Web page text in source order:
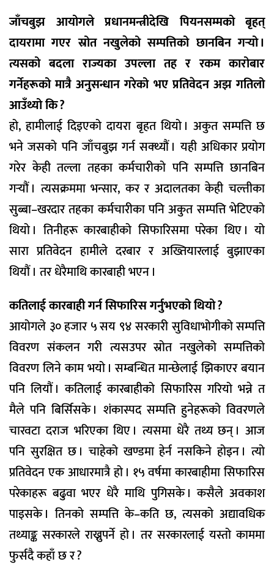
जाँचबुझ आयोगले प्रधानमन्त्रीदेखि पियनसम्मको बृहत्
दायरामा गएर स्रोत नखुलेको सम्पत्तिको छानबिन गर्‍यो ।
त्यसको बदला राज्यका उपल्ला तह र रकम कारोबार
गर्नेहरूको मात्रै अनुसन्धान गरेको भए प्रतिवेदन अझ गतिलो
आउँथ्यो कि ?
हो, हामीलाई दिइएको दायरा बृहत थियो । अकुत सम्पत्ति छ
भने जसको पनि जाँचबुझ गर्न सक्थ्यौं । यही अधिकार प्रयोग
गरेर केही तल्ला तहका कर्मचारीको पनि सम्पत्ति छानबिन
गर्‍यौं । त्यसक्रममा भन्सार, कर र अदालतका केही चल्तीका
सुब्बा–खरदार तहका कर्मचारीका पनि अकुत सम्पत्ति भेटिएको
थियो । तिनीहरू कारबाहीको सिफारिसमा परेका थिए । यो
सारा प्रतिवेदन हामीले दरबार र अख्तियारलाई बुझाएका
थियौं । तर धेरैमाथि कारबाही भएन ।
कतिलाई कारबाही गर्न सिफारिस गर्नुभएको थियो ?
आयोगले ३० हजार ५ सय ९४ सरकारी सुविधाभोगीको सम्पत्ति
विवरण संकलन गरी त्यसउपर स्रोत नखुलेको सम्पत्तिको
विवरण लिने काम भयो । सम्बन्धित मान्छेलाई झिकाएर बयान
पनि लियौं । कतिलाई कारबाहीको सिफारिस गरियो भन्ने त
मैले पनि बिर्सिसके । शंकास्पद सम्पत्ति हुनेहरूको विवरणले
चारवटा दराज भरिएका थिए । त्यसमा धेरै तथ्य छन् । आज
पनि सुरक्षित छ । चाहेको खण्डमा हेर्न नसकिने होइन । त्यो
प्रतिवेदन एक आधारमात्रै हो । १५ वर्षमा कारबाहीमा सिफारिस
परेकाहरू बढुवा भएर धेरै माथि पुगिसके । कसैले अवकाश
पाइसके । तिनको सम्पत्ति के–कति छ, त्यसको अद्यावधिक
तथ्याङ्क सरकारले राख्नुपर्ने हो । तर सरकारलाई यस्तो काममा
फुर्सदै कहाँ छ र ?